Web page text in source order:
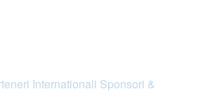
Internationali Sponsori &